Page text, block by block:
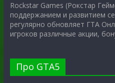
Rockstar Games (Рокстар
поддержанием и развитием
регулярно обновляет ГТА
игроков различные акции,
Про GTA5